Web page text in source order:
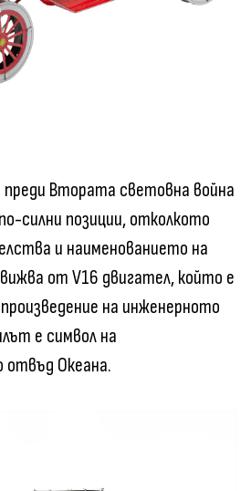
Втората световна война
силни позиции, отколкото
и наименованието на
от V16 двигател, който е
на инженерното
е символ на
Океана.